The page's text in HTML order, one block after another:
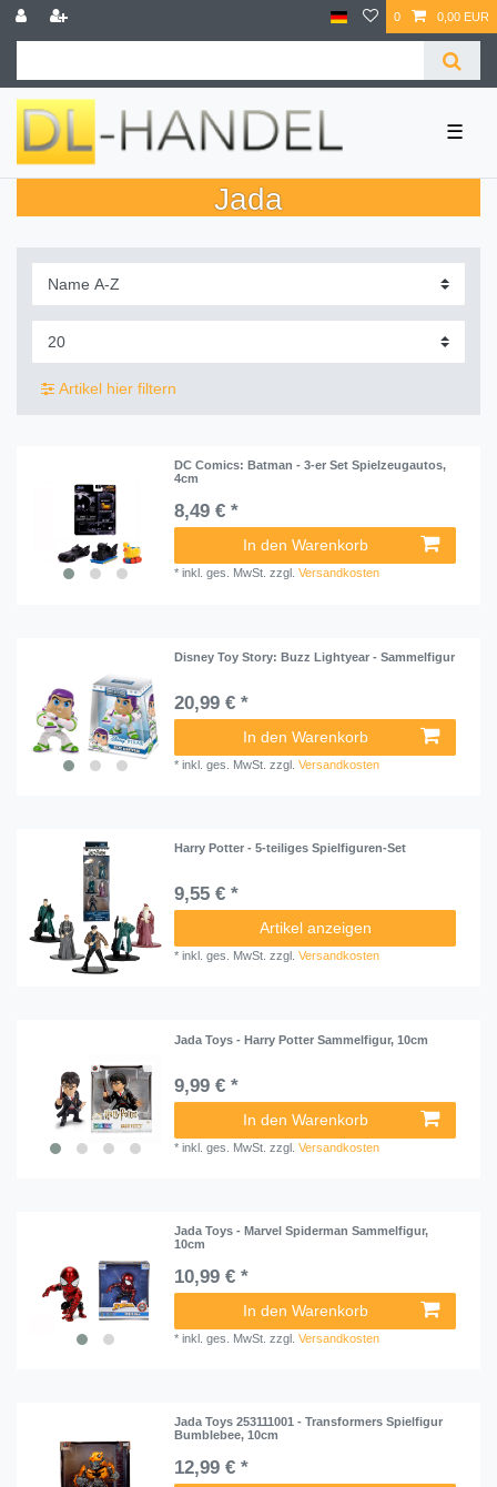
0 0,00 EUR
☰
Jada
Artikel hier filtern
DC Comics: Batman - 3-er Set Spielzeugautos,
4cm
8,49 € *
In den Warenkorb
*inkl. ges. MwSt. zzgl.Versandkosten
Disney Toy Story: Buzz Lightyear - Sammelfigur
20,99 € *
In den Warenkorb
*inkl. ges. MwSt. zzgl.Versandkosten
Harry Potter - 5-teiliges Spielfiguren-Set
9,55 € *
Artikel anzeigen
*inkl. ges. MwSt. zzgl.Versandkosten
Jada Toys - Harry Potter Sammelfigur, 10cm
9,99 € *
In den Warenkorb
*inkl. ges. MwSt. zzgl.Versandkosten
Jada Toys - Marvel Spiderman Sammelfigur,
10cm
10,99 € *
In den Warenkorb
*inkl. ges. MwSt. zzgl.Versandkosten
Jada Toys 253111001 - Transformers Spielfigur
Bumblebee, 10cm
12,99 € *